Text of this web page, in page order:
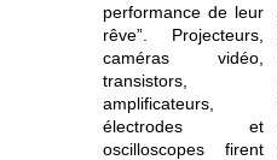
performance de leur
rêve”. Projecteurs,
caméras vidéo,
transistors,
amplificateurs,
électrodes et
oscilloscopes firent